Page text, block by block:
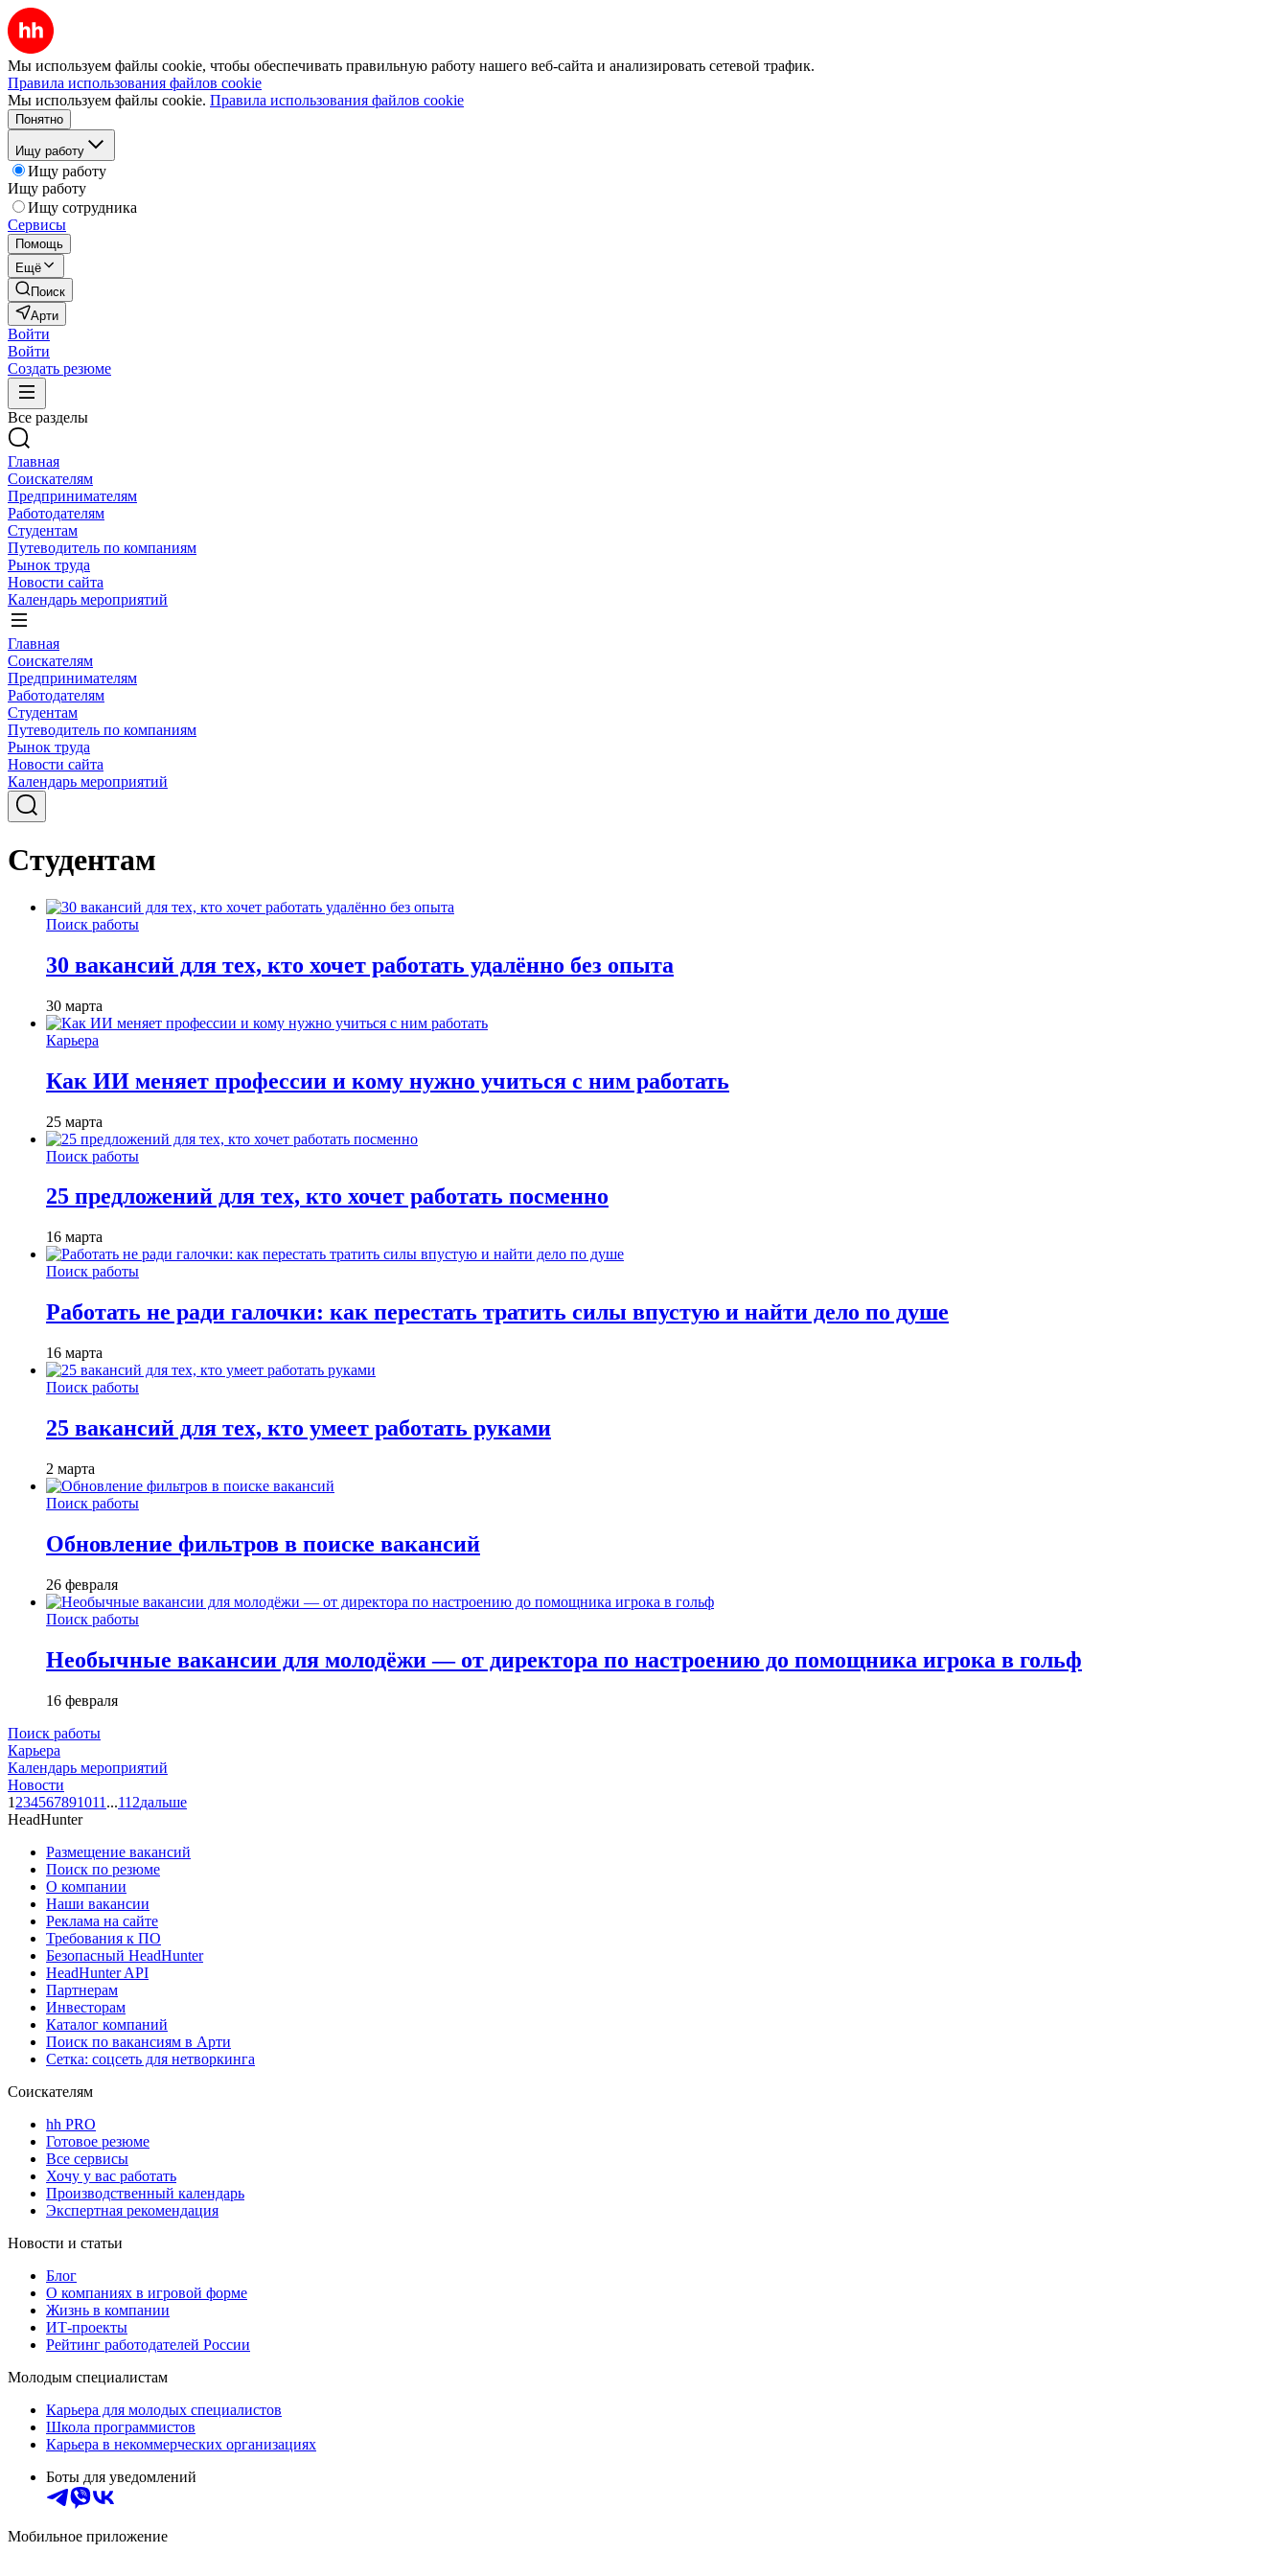
Мы используем файлы cookie, чтобы обеспечивать правильную работу нашего веб-сайта и анализировать сетевой трафик.
Правила использования файлов cookie
Мы используем файлы cookie. Правила использования файлов cookie
Понятно
Ищу работу
Ищу работу
Ищу работу
Ищу сотрудника
Сервисы
Помощь
Ещё
Поиск
Арти
Войти
Войти
Создать резюме
Все разделы
Главная
Соискателям
Предпринимателям
Работодателям
Студентам
Путеводитель по компаниям
Рынок труда
Новости сайта
Календарь мероприятий
Главная
Соискателям
Предпринимателям
Работодателям
Студентам
Путеводитель по компаниям
Рынок труда
Новости сайта
Календарь мероприятий
Студентам
Поиск работы
30 вакансий для тех, кто хочет работать удалённо без опыта
30 марта
Карьера
Как ИИ меняет профессии и кому нужно учиться с ним работать
25 марта
Поиск работы
25 предложений для тех, кто хочет работать посменно
16 марта
Поиск работы
Работать не ради галочки: как перестать тратить силы впустую и найти дело по душе
16 марта
Поиск работы
25 вакансий для тех, кто умеет работать руками
2 марта
Поиск работы
Обновление фильтров в поиске вакансий
26 февраля
Поиск работы
Необычные вакансии для молодёжи — от директора по настроению до помощника игрока в гольф
16 февраля
Поиск работы
Карьера
Календарь мероприятий
Новости
1 234567891011 ...112дальше
HeadHunter
Размещение вакансий
Поиск по резюме
О компании
Наши вакансии
Реклама на сайте
Требования к ПО
Безопасный HeadHunter
HeadHunter API
Партнерам
Инвесторам
Каталог компаний
Поиск по вакансиям в Арти
Сетка: соцсеть для нетворкинга
Соискателям
hh PRO
Готовое резюме
Все сервисы
Хочу у вас работать
Производственный календарь
Экспертная рекомендация
Новости и статьи
Блог
О компаниях в игровой форме
Жизнь в компании
ИТ-проекты
Рейтинг работодателей России
Молодым специалистам
Карьера для молодых специалистов
Школа программистов
Карьера в некоммерческих организациях
Боты для уведомлений
Мобильное приложение